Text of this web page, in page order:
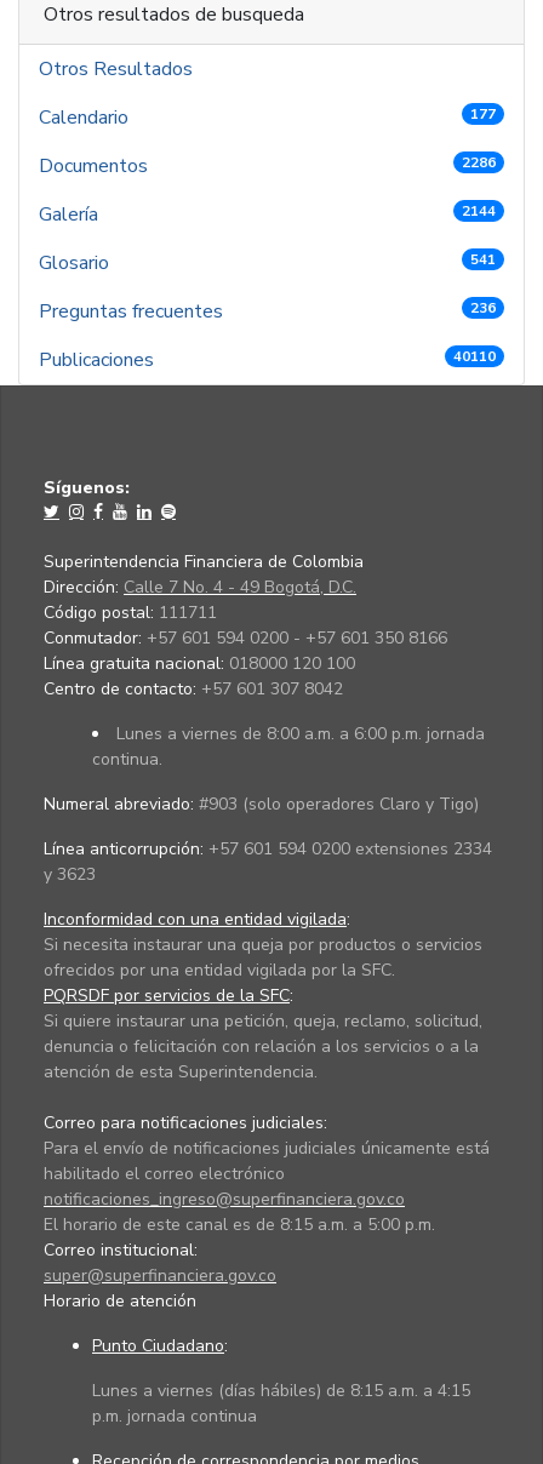
Otros resultados de busqueda
Otros Resultados
Calendario
177
Documentos 2286
Galería 2144
Glosario 541
Preguntas frecuentes 236
Publicaciones 40110
Síguenos:
Superintendencia Financiera de Colombia
Dirección: Calle 7 No. 4 - 49 Bogotá, D.C.
Código postal: 111711
Conmutador: +57 601 594 0200 - +57 601 350 8166
Línea gratuita nacional: 018000 120 100
Centro de contacto: +57 601 307 8042
Lunes a viernes de 8:00 a.m. a 6:00 p.m. jornada
continua.
Numeral abreviado: #903 (solo operadores Claro y Tigo)
Línea anticorrupción: +57 601 594 0200 extensiones 2334
y 3623
Inconformidad con una entidad vigilada:
Si necesita instaurar una queja por productos o servicios
ofrecidos por una entidad vigilada por la SFC.
PQRSDF por servicios de la SFC:
Si quiere instaurar una petición, queja, reclamo, solicitud,
denuncia o felicitación con relación a los servicios o a la
atención de esta Superintendencia.
Correo para notificaciones judiciales:
Para el envío de notificaciones judiciales únicamente está
habilitado el correo electrónico
notificaciones_ingreso@superfinanciera.gov.co
El horario de este canal es de 8:15 a.m. a 5:00 p.m.
Correo institucional:
super@superfinanciera.gov.co
Horario de atención
Punto Ciudadano:
Lunes a viernes (días hábiles) de 8:15 a.m. a 4:15
p.m. jornada continua